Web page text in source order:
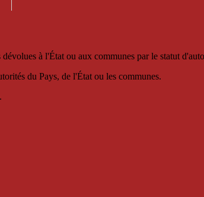
à l'État ou aux communes par le statut
du Pays, de l'État ou les communes.